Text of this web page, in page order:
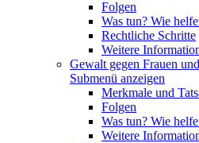
Folgen
Was tun? Wie
Rechtliche Schritte
Weitere
Gewalt gegen Frauen
Submenü anzeigen
Merkmale und
Folgen
Was tun? Wie
Weitere